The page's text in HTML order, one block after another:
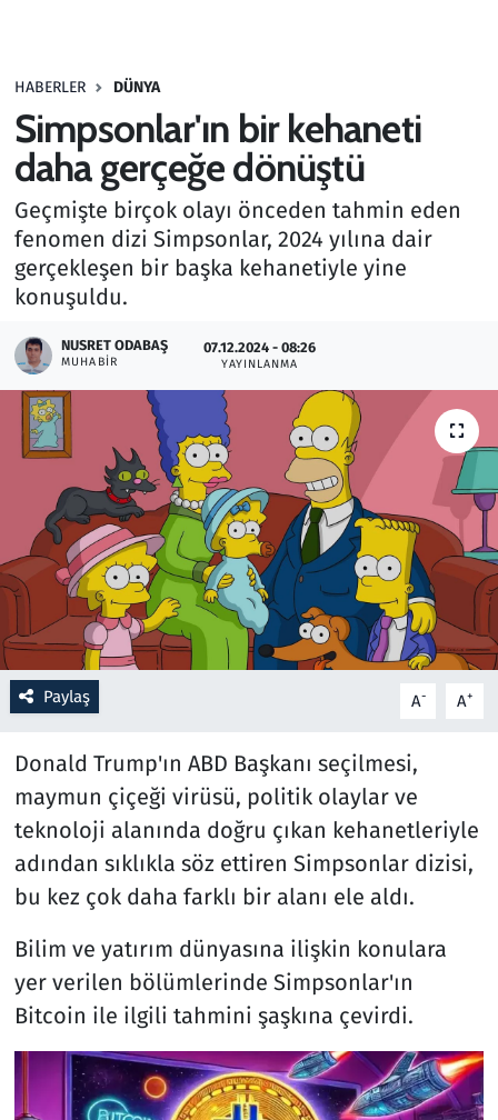
HABERLER DÜNYA
Simpsonlar'ın bir kehaneti
daha gerçeğe dönüştü
Geçmişte birçok olayı önceden tahmin eden
fenomen dizi Simpsonlar, 2024 yılına dair
gerçekleşen bir başka kehanetiyle yine
konuşuldu.
NUSRET ODABAŞ
MUHABIR
07.12.2024 - 08:26
YAYINLANMA
Paylaş A- A+
Donald Trump'ın ABD Başkanı seçilmesi,
maymun çiçeği virüsü, politik olaylar ve
teknoloji alanında doğru çıkan kehanetleriyle
adından sıklıkla söz ettiren Simpsonlar dizisi,
bu kez çok daha farklı bir alanı ele aldı.
Bilim ve yatırım dünyasına ilişkin konulara
yer verilen bölümlerinde Simpsonlar'ın
Bitcoin ile ilgili tahmini şaşkına çevirdi.
Haber
Kültür Sanat
Kurumsal Haberler
Lezzet Durağı
Oyun
Ramazan
Resmi İlanlar
Rüya Tabirleri
Sağlık
Savunma Sanayi
Seçim 2023
Spor
Teknoloji ve Bilim
Televizyon